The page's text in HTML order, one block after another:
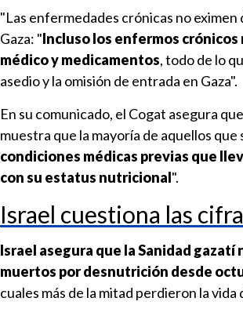
"Las enfermedades crónicas no
Gaza: "Incluso los enfermos
médico y medicamentos, todo de lo
asedio y la omisión de entrada en Gaza".
En su comunicado, el Cogat asegura
muestra que la mayoría de aquellos
condiciones médicas previas que
con su estatus nutricional".
Israel cuestiona las
Israel asegura que la Sanidad
muertos por desnutrición desde
cuales más de la mitad perdieron la vida